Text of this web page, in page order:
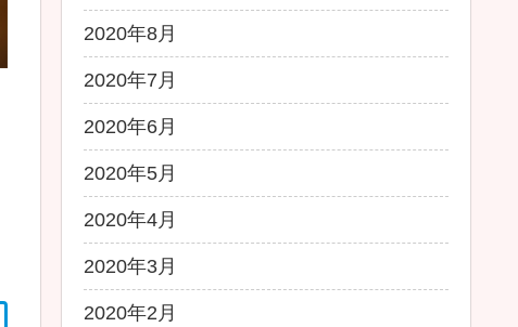
2020年8月
2020年7月
2020年6月
2020年5月
2020年4月
2020年3月
2020年2月